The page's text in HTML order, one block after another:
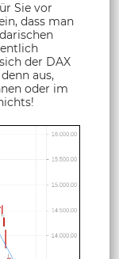
Sie vor
dass man
der DAX
aus,
oder im